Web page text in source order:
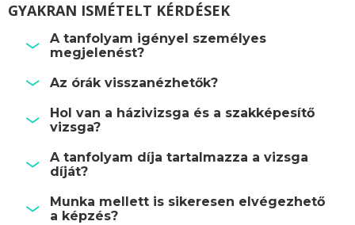
GYAKRAN ISMÉTELT KÉRDÉSEK
A tanfolyam igényel személyes
megjelenést?
Az órák visszanézhetők?
Hol van a házivizsga és a szakképesítő
vizsga?
A tanfolyam díja tartalmazza a vizsga
díját?
Munka mellett is sikeresen elvégezhető
a képzés?